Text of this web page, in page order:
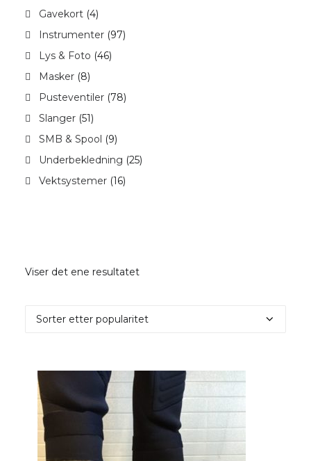
Gavekort (4)
Instrumenter (97)
Lys & Foto (46)
Masker (8)
Pusteventiler (78)
Slanger (51)
SMB & Spool (9)
Underbekledning (25)
Vektsystemer (16)
Viser det ene resultatet